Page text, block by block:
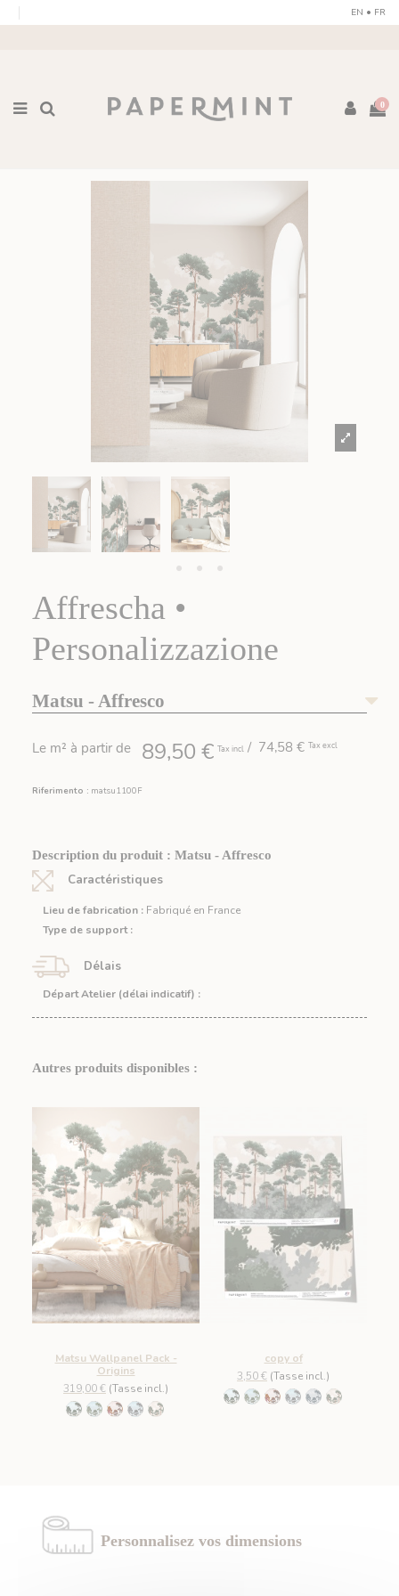
EN • FR
0
Affrescha •
Personalizzazione
Matsu - Affresco
89,50 € Tax incl / 74,58 € Tax excl
Riferimento : matsu1100F
Description du produit : Matsu - Affresco
Caractéristiques
Lieu de fabrication : Fabriqué en France
Type de support :
Délais
Départ Atelier (délai indicatif) :
Autres produits disponibles :
Matsu Wallpanel Pack -
Origins
319,00 € (Tasse incl.)
953 Été954 Printemps
955 Automne
956 Lumière du Matin
1100 - Soleil
copy of
3,50 € (Tasse incl.)
953 Été954 Printemps
955 Automne
956 Lumière du
957 Brume
1100 - Soleil
Personnalisez vos dimensions
Pannello di gestione dei cookies